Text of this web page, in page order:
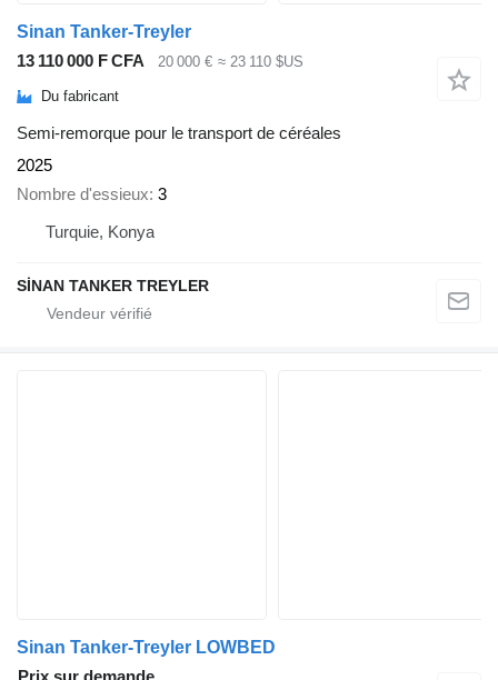
Sinan Tanker-Treyler
13 110 000 F CFA
20 000 € ≈ 23 110 $US
Du fabricant
Semi-remorque pour le transport de céréales
2025
Nombre d'essieux 3
Turquie, Konya
SİNAN TANKER TREYLER
Sinan Tanker-Treyler LOWBED